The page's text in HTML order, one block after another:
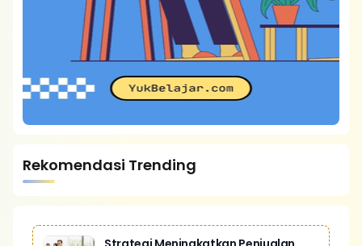
Rekomendasi Trending